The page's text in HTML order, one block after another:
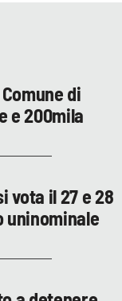
di
e 200mila
vota il 27 e 28
uninominale